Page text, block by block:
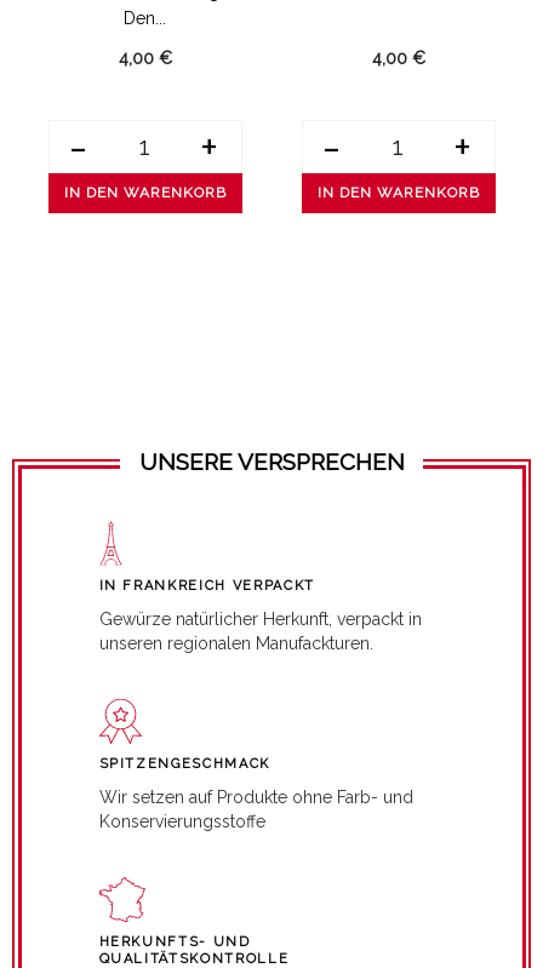
Den...
4,00 €
- +
IN DEN WARENKORB
4,00 €
- +
IN DEN WARENKORB
UNSERE VERSPRECHEN
IN FRANKREICH VERPACKT
Gewürze natürlicher Herkunft, verpackt in
unseren regionalen Manufackturen.
SPITZENGESCHMACK
Wir setzen auf Produkte ohne Farb- und
Konservierungsstoffe
HERKUNFTS- UND
QUALITÄTSKONTROLLE